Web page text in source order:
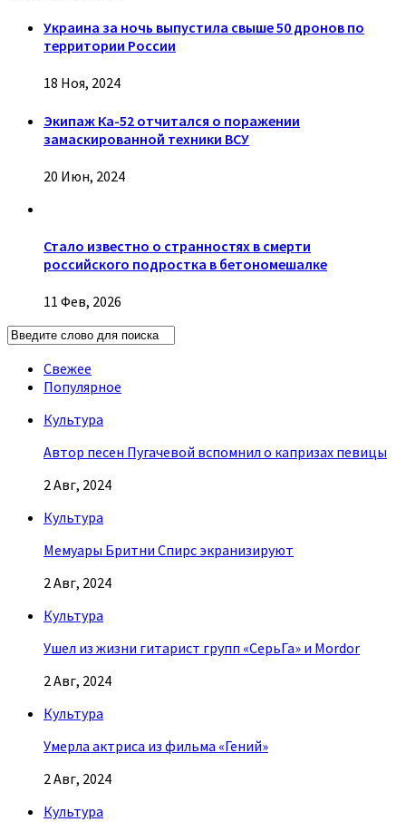
Украина за ночь выпустила свыше 50 дронов по
территории России
18 Ноя, 2024
Экипаж Ка-52 отчитался о поражении
замаскированной техники ВСУ
20 Июн, 2024
Стало известно о странностях в смерти
российского подростка в бетономешалке
11 Фев, 2026
Свежее
Популярное
Культура
Автор песен Пугачевой вспомнил о капризах певицы
2 Авг, 2024
Культура
Мемуары Бритни Спирс экранизируют
2 Авг, 2024
Культура
Ушел из жизни гитарист групп «СерьГа» и Mordor
2 Авг, 2024
Культура
Умерла актриса из фильма «Гений»
2 Авг, 2024
Культура